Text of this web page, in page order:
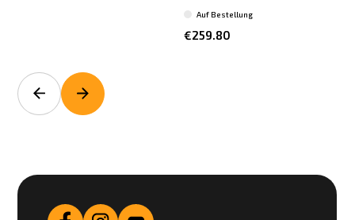
€259.80
Auf Bestellung